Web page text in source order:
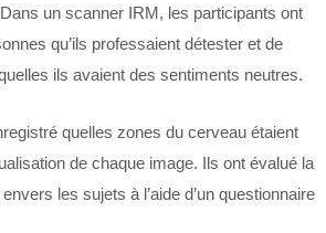
un scanner IRM, les participants ont
qu’ils professaient détester et de
ils avaient des sentiments neutres.
quelles zones du cerveau étaient
de chaque image. Ils ont évalué la
les sujets à l’aide d’un questionnaire